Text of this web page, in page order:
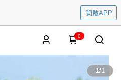
開啟APP
0
1/1